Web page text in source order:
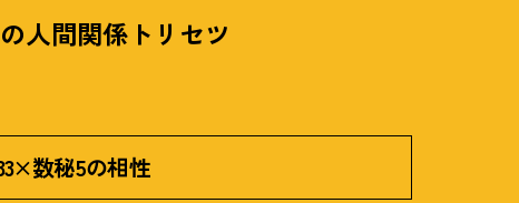
人間関係トリセツ
数秘5の相性